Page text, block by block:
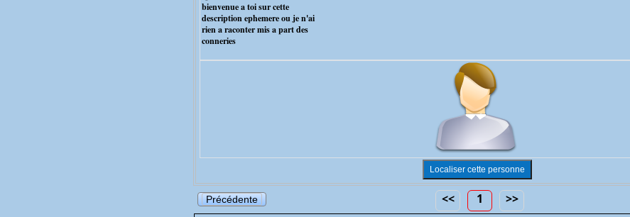
bienvenue a toi sur cette
description ephemere ou je n'ai
rien a raconter mis a part des
conneries
Précédente << 1 >>